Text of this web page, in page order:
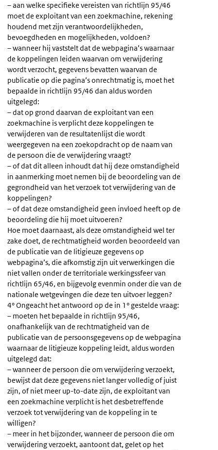
– aan welke specifieke vereisten van richtlijn 95/46
moet de exploitant van een zoekmachine, rekening
houdend met zijn verantwoordelijkheden,
bevoegdheden en mogelijkheden, voldoen?
– wanneer hij vaststelt dat de webpagina’s waarnaar
de koppelingen leiden waarvan om verwijdering
wordt verzocht, gegevens bevatten waarvan de
publicatie op die pagina’s onrechtmatig is, moet het
bepaalde in richtlijn 95/46 dan aldus worden
uitgelegd:
– dat op grond daarvan de exploitant van een
zoekmachine is verplicht deze koppelingen te
verwijderen van de resultatenlijst die wordt
weergegeven na een zoekopdracht op de naam van
de persoon die de verwijdering vraagt?
– of dat dit alleen inhoudt dat hij deze omstandigheid
in aanmerking moet nemen bij de beoordeling van de
gegrondheid van het verzoek tot verwijdering van de
koppelingen?
– of dat deze omstandigheid geen invloed heeft op de
beoordeling die hij moet uitvoeren?
Hoe moet daarnaast, als deze omstandigheid wel ter
zake doet, de rechtmatigheid worden beoordeeld van
de publicatie van de litigieuze gegevens op
webpagina’s, die afkomstig zijn uit verwerkingen die
niet vallen onder de territoriale werkingssfeer van
richtlijn 65/46, en bijgevolg evenmin onder die van de
nationale wetgevingen die deze ten uitvoer leggen?
4° Ongeacht het antwoord op de in 1° gestelde vraag:
– moeten het bepaalde in richtlijn 95/46,
onafhankelijk van de rechtmatigheid van de
publicatie van de persoonsgegevens op de webpagina
waarnaar de litigieuze koppeling leidt, aldus worden
uitgelegd dat:
– wanneer de persoon die om verwijdering verzoekt,
bewijst dat deze gegevens niet langer volledig of juist
zijn, of niet meer up-to-date zijn, de exploitant van
een zoekmachine verplicht is het desbetreffende
verzoek tot verwijdering van de koppeling in te
willigen?
– meer in het bijzonder, wanneer de persoon die om
verwijdering verzoekt, aantoont dat, gelet op het